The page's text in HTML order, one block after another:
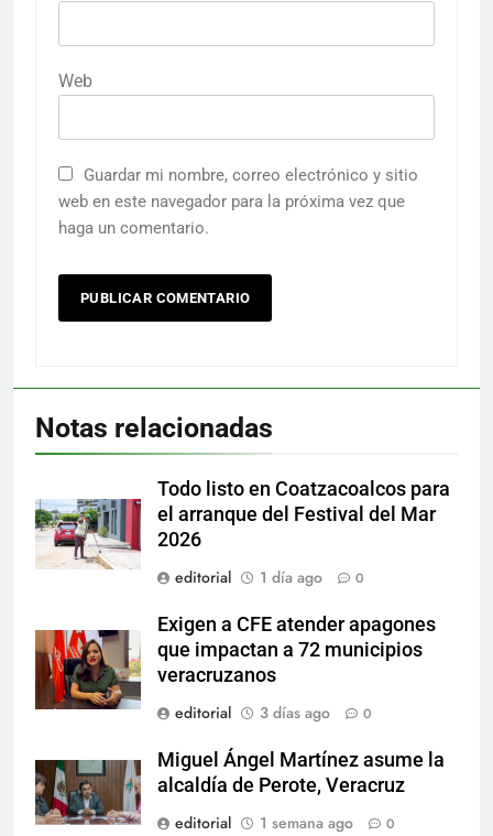
Web
Guardar mi nombre, correo electrónico y sitio
web en este navegador para la próxima vez que
haga un comentario.
Notas relacionadas
Todo listo en Coatzacoalcos para
el arranque del Festival del Mar
2026
editorial
1 día ago 0
Exigen a CFE atender apagones
que impactan a 72 municipios
veracruzanos
editorial
3 días ago 0
Miguel Ángel Martínez asume la
alcaldía de Perote, Veracruz
editorial
1 semana ago 0